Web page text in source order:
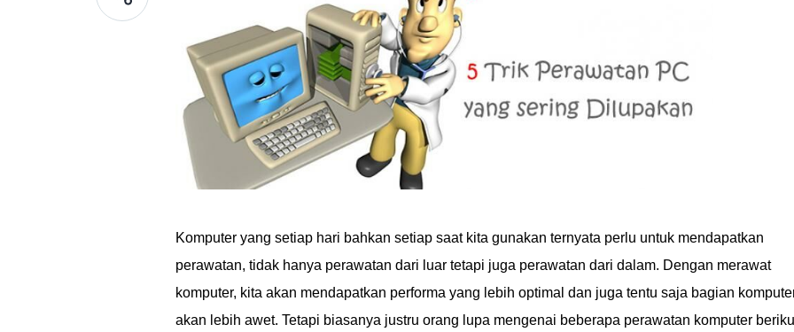
Komputer yang setiap hari bahkan setiap saat kita gunakan ternyata perlu untuk mendapatkan
perawatan, tidak hanya perawatan dari luar tetapi juga perawatan dari dalam. Dengan merawat
komputer, kita akan mendapatkan performa yang lebih optimal dan juga tentu saja bagian
akan lebih awet. Tetapi biasanya justru orang lupa mengenai beberapa perawatan komputer